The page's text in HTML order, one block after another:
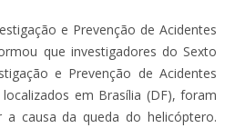
e Prevenção de Acidentes
que investigadores do Sexto
e Prevenção de Acidentes
localizados em Brasília (DF), foram
a causa da queda do helicóptero.